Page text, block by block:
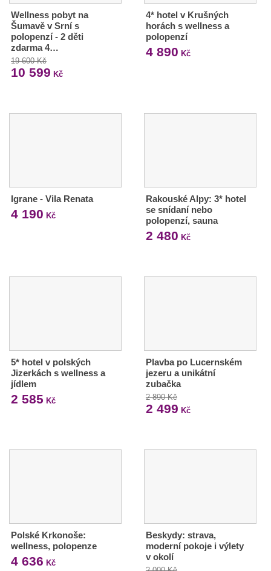
Wellness pobyt na
Šumavě v Srní s
polopenzí - 2 děti
zdarma 4…
19 600 Kč
10 599 Kč
4* hotel v Krušných
horách s wellness a
polopenzí
4 890 Kč
Igrane - Vila Renata
4 190 Kč
Rakouské Alpy: 3* hotel
se snídaní nebo
polopenzí, sauna
2 480 Kč
5* hotel v polských
Jizerkách s wellness a
jídlem
2 585 Kč
Plavba po Lucernském
jezeru a unikátní
zubačka
2 890 Kč
2 499 Kč
Polské Krkonoše:
wellness, polopenze
4 636 Kč
Beskydy: strava,
moderní pokoje i výlety
v okolí